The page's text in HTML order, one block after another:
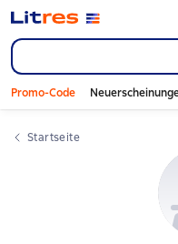
Promo-Code
Startseite
Слайдер с книгами
Слайдер с книгами